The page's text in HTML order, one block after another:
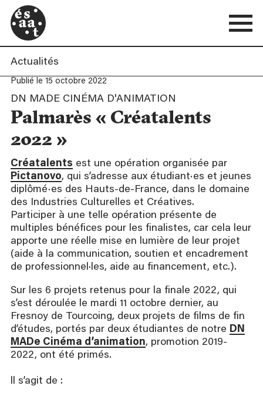
Actualités
Publié le 15 octobre 2022
DN MADE CINÉMA D'ANIMATION
Palmarès « Créatalents
2022 »
Créatalents est une opération organisée par
Pictanovo, qui s’adresse aux étudiant·es et jeunes
diplômé·es des Hauts-de-France, dans le domaine
des Industries Culturelles et Créatives.
Participer à une telle opération présente de
multiples bénéfices pour les finalistes, car cela leur
apporte une réelle mise en lumière de leur projet
(aide à la communication, soutien et encadrement
de professionnel·les, aide au financement, etc.).
Sur les 6 projets retenus pour la finale 2022, qui
s’est déroulée le mardi 11 octobre dernier, au
Fresnoy de Tourcoing, deux projets de films de fin
d’études, portés par deux étudiantes de notre DN
MADe Cinéma d’animation, promotion 2019-
2022, ont été primés.
ll s’agit de :